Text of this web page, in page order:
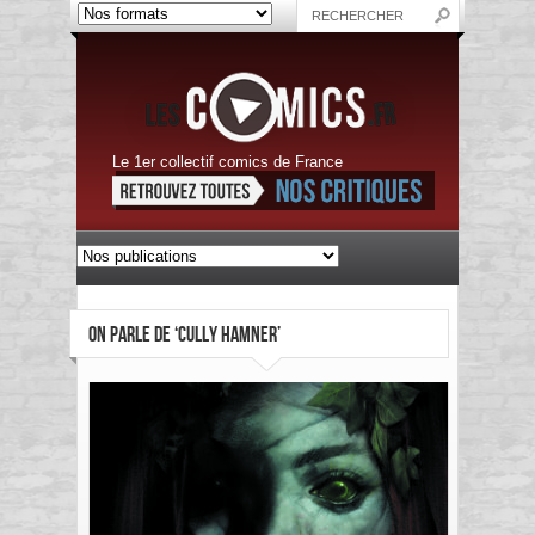
Le 1er collectif comics de France
ON PARLE DE ‘CULLY HAMNER’